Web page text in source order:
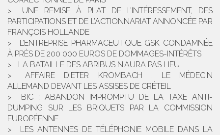
UNE REMISE À PLAT DE L’INTÉRESSEMENT, DES
PARTICIPATIONS ET DE L’ACTIONNARIAT ANNONCÉE PAR
FRANÇOIS HOLLANDE
L’ENTREPRISE PHARMACEUTIQUE GSK CONDAMNÉE
À PRÈS DE 200 000 EUROS DE DOMMAGES-INTÉRÊTS
LA BATAILLE DES ABRIBUS N'AURA PAS LIEU
AFFAIRE DIETER KROMBACH : LE MÉDECIN
ALLEMAND DEVANT LES ASSISES DE CRÉTEIL
BIC : ABANDON IMPROMPTU DE LA TAXE ANTI-
DUMPING SUR LES BRIQUETS PAR LA COMMISSION
EUROPÉENNE
LES ANTENNES DE TÉLÉPHONIE MOBILE DANS LA